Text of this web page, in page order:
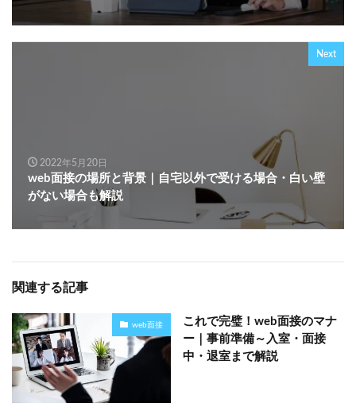
Next
2022年5月20日
web面接の場所と背景｜自宅以外で受ける場合・白い壁
がない場合も解説
関連する記事
web面接
これで完璧！web面接のマナ
ー｜事前準備～入室・面接
中・退室まで解説